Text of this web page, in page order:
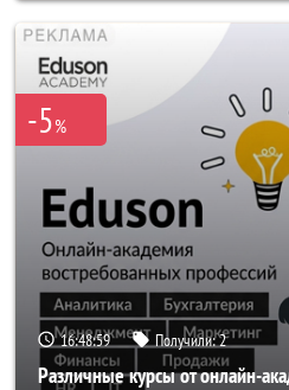
-5%
16:48:57 Получили:2
Различные курсы от онлайн-